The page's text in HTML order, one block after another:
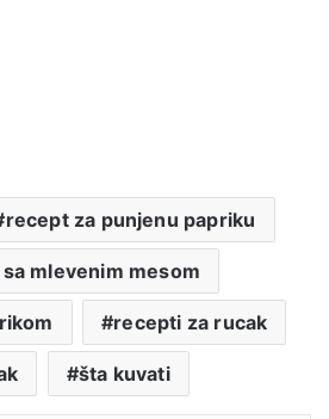
recept za punjenu papriku
mlevenim mesom
recepti za rucak
šta kuvati